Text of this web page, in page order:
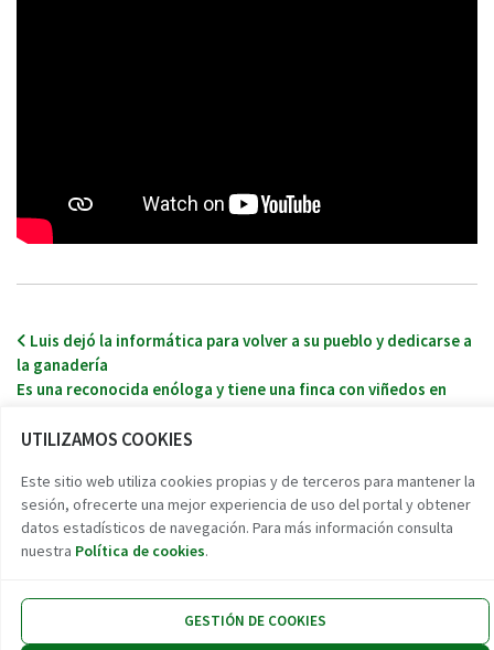
UTILIZAMOS COOKIES
Este sitio web utiliza cookies propias y de terceros para mantener la
sesión, ofrecerte una mejor experiencia de uso del portal y obtener
datos estadísticos de navegación. Para más información consulta
nuestra Política de cookies.
GESTIÓN DE COOKIES
Navegación de entradas
Luis dejó la informática para volver a su pueblo y dedicarse a
la ganadería
Es una reconocida enóloga y tiene una finca con viñedos en
Reto demográfico
Encuentra tu pueblo
Contacto
Twitter
Facebook